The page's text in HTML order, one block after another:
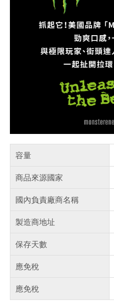
容量
商品來源國家
國內負責廠商名稱
製造商地址
保存天數
應免稅
應免稅